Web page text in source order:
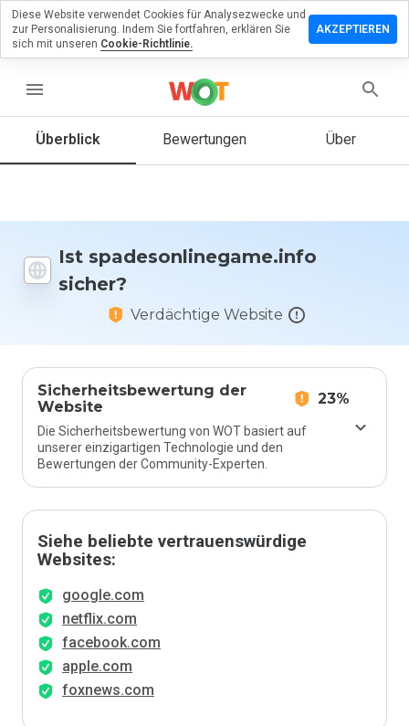
menu
Überblick Bewertungen Über
Ist spadesonlinegame.info
sicher?
Verdächtige Website
Sicherheitsbewertung der
Website
23%
Die Sicherheitsbewertung von WOT basiert auf
unserer einzigartigen Technologie und den
Bewertungen der Community-Experten.
Siehe beliebte vertrauenswürdige
Websites:
google.com
netflix.com
facebook.com
apple.com
foxnews.com
Sie eine
zu
Wie
Website
Skala von
1 bis 5
bewerten?
Diese Website verwendet Cookies für Analysezwecke und
zur Personalisierung. Indem Sie fortfahren, erklären Sie
sich mit unseren Cookie-Richtlinie.
AKZEPTIEREN